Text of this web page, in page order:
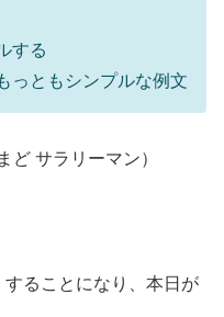
する
っともシンプルな例文
ど サラリーマン）
ることになり、本日が